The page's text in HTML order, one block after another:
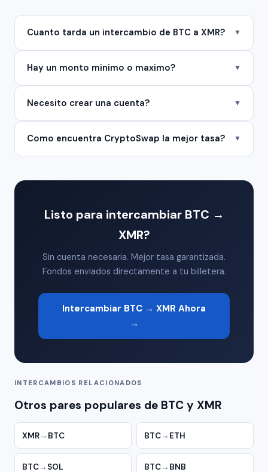
Cuanto tarda un intercambio de BTC a XMR? ▼
Hay un monto minimo o maximo? ▼
Necesito crear una cuenta? ▼
Como encuentra CryptoSwap la mejor tasa? ▼
Listo para intercambiar BTC →
XMR?
Sin cuenta necesaria. Mejor tasa garantizada.
Fondos enviados directamente a tu billetera.
Intercambiar BTC → XMR Ahora
→
INTERCAMBIOS RELACIONADOS
Otros pares populares de BTC y XMR
XMR→ BTC BTC→ ETH
BTC→ SOL BTC→ BNB